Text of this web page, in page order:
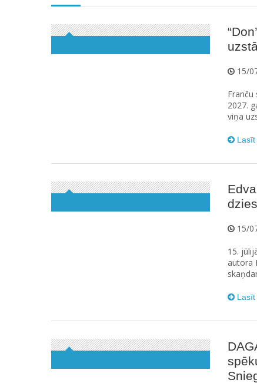
15/
Franču
2027.
viņa
Lasīt
15/
15.
autora
Lasīt